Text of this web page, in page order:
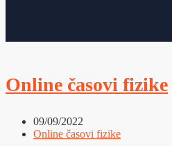
Online časovi fizike
09/09/2022
Online časovi fizike